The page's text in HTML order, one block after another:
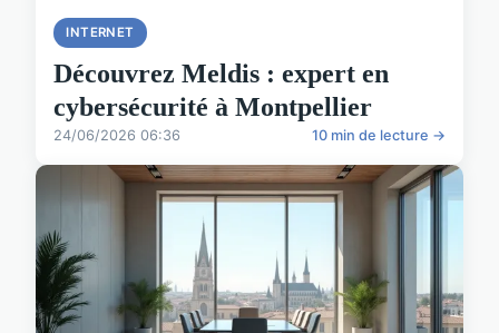
INTERNET
Découvrez Meldis : expert en
cybersécurité à Montpellier
24/06/2026 06:36 10 min de lecture →